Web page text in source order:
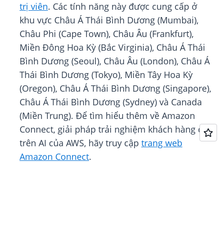
trị viên. Các tính năng này được cung cấp ở
khu vực Châu Á Thái Bình Dương (Mumbai),
Châu Phi (Cape Town), Châu Âu (Frankfurt),
Miền Đông Hoa Kỳ (Bắc Virginia), Châu Á Thái
Bình Dương (Seoul), Châu Âu (London), Châu Á
Thái Bình Dương (Tokyo), Miền Tây Hoa Kỳ
(Oregon), Châu Á Thái Bình Dương (Singapore),
Châu Á Thái Bình Dương (Sydney) và Canada
(Miền Trung). Để tìm hiểu thêm về Amazon
Connect, giải pháp trải nghiệm khách hàng dựa
trên AI của AWS, hãy truy cập trang web
Amazon Connect.